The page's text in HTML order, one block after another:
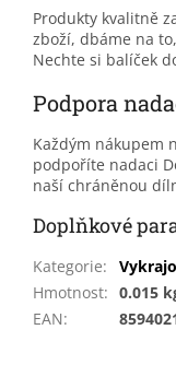
Produkty kvalitně
zboží, dbáme na
Nechte si balíček
Podpora
Každým nákupem
podpoříte nadaci
naší chráněnou
Doplňkové
Kategorie:
Hmotnost: 0.015
EAN: